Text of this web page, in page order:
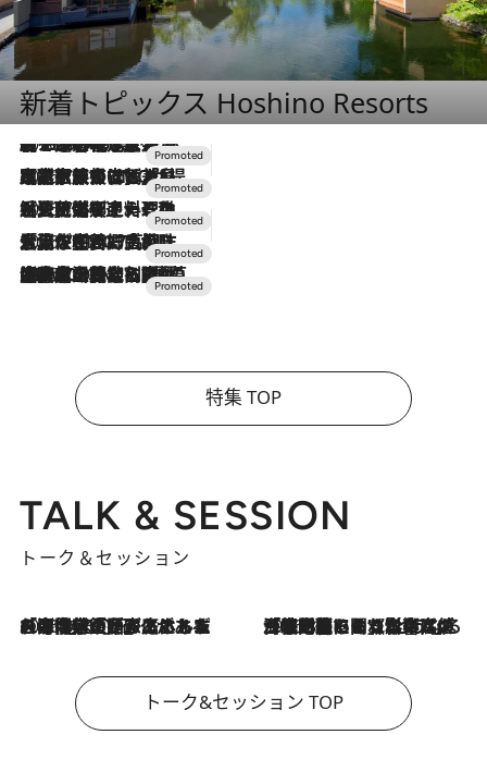
新着トピックス Hoshino Resorts
2026.8.7
【トンボの足水浴】ヒノキの香りに包まれて涼感マックス！約13℃の湧水かけ流しを避暑地「星野温泉 トンボの湯」で体験
2026.7.31
【ホテル帰省】という選択肢をOMOが提案。家族とほどよい距離を保つには「昼は実家、夜は気兼ねなくホテルで！」
2026.7.24
【夏限定ディナーコース】旬を迎える稚鮎や花ズッキーニなどをイタリア・トスカーナの郷土料理の手法で満喫！
2026.7.17
「土佐和ハーブかき氷」がOMO7高知に登場！生姜、山椒、大葉など目にも舌にも涼を呼ぶ郷土の味
2026.7.10
NEW OPEN！【界 草津】名湯の地に誕生。趣の異なる2種の温泉と上州ならではの会席・蕎麦割烹など美食を味わう究極の癒やし旅
特集 TOP
TALK & SESSION
トーク＆セッション
2026.8.3
「今後値上げがあるとすれば…」「リスクがあるのは今年の冬」エネルギー専門家が語る、ホルムズ海峡封鎖が家庭にもたらす“ある心配” 2026.8.3
「住宅建てられない…」「サーチャージ料の高値が続いている」ホルムズ海峡封鎖による影響はいつまで続く？《エネルギー専門家に聞く“どうなる日本の暮らし”》
トーク&セッション TOP